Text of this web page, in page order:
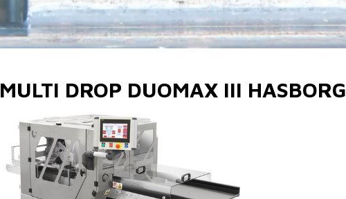
MULTI DROP DUOMAX III HASBORG